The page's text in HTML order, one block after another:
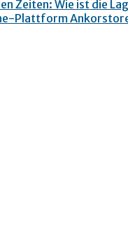
Zeiten: Wie ist die
Plattform